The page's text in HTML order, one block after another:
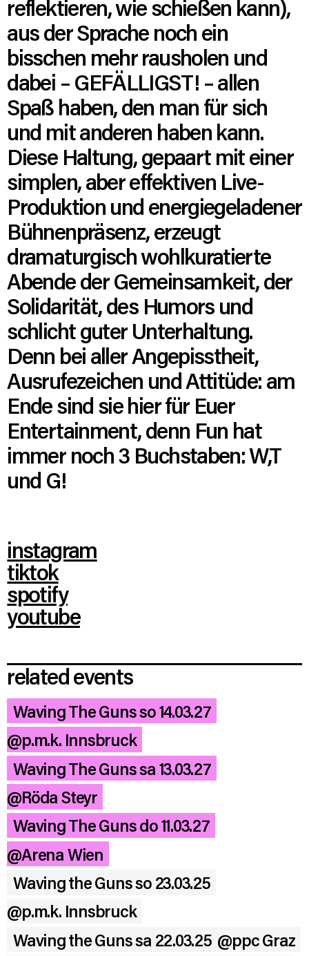
reflektieren, wie schießen kann),
aus der Sprache noch ein
bisschen mehr rausholen und
dabei – GEFÄLLIGST! – allen
Spaß haben, den man für sich
und mit anderen haben kann.
Diese Haltung, gepaart mit einer
simplen, aber effektiven Live-
Produktion und energiegeladener
Bühnenpräsenz, erzeugt
dramaturgisch wohlkuratierte
Abende der Gemeinsamkeit, der
Solidarität, des Humors und
schlicht guter Unterhaltung.
Denn bei aller Angepisstheit,
Ausrufezeichen und Attitüde: am
Ende sind sie hier für Euer
Entertainment, denn Fun hat
immer noch 3 Buchstaben: W,T
und G!
instagram
tiktok
spotify
youtube
related events
Waving The Guns so 14.03.27
@p.m.k. Innsbruck
Waving The Guns sa 13.03.27
@Röda Steyr
Waving The Guns do 11.03.27
@Arena Wien
Waving the Guns so 23.03.25
@p.m.k. Innsbruck
Waving the Guns sa 22.03.25 @ppc Graz